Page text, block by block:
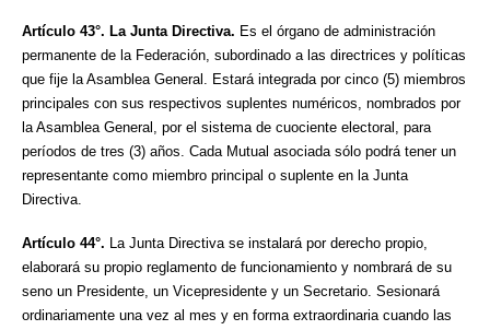
Artículo 43°. La Junta Directiva. Es el órgano de administración
permanente de la Federación, subordinado a las directrices y políticas
que fije la Asamblea General. Estará integrada por cinco (5) miembros
principales con sus respectivos suplentes numéricos, nombrados por
la Asamblea General, por el sistema de cuociente electoral, para
períodos de tres (3) años. Cada Mutual asociada sólo podrá tener un
representante como miembro principal o suplente en la Junta
Directiva.
Artículo 44°. La Junta Directiva se instalará por derecho propio,
elaborará su propio reglamento de funcionamiento y nombrará de su
seno un Presidente, un Vicepresidente y un Secretario. Sesionará
ordinariamente una vez al mes y en forma extraordinaria cuando las